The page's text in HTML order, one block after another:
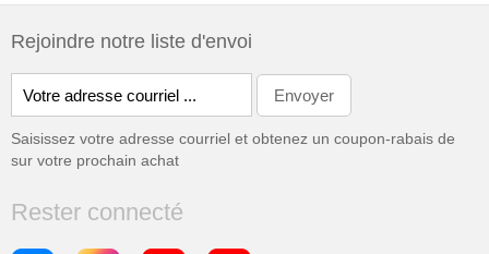
Rejoindre notre liste d'envoi
Saisissez votre adresse courriel et obtenez un coupon-rabais de
sur votre prochain achat
Rester connecté